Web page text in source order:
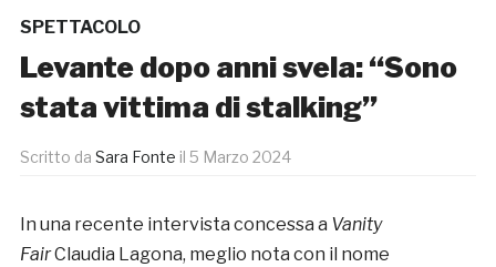
SPETTACOLO
Levante dopo anni svela: “Sono
stata vittima di stalking”
Scritto da Sara Fonte il 5 Marzo 2024
In una recente intervista concessa a Vanity
FairClaudia Lagona, meglio nota con il nome